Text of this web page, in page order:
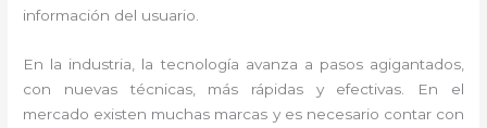
información del usuario.
En la industria, la tecnología avanza a pasos agigantados,
con nuevas técnicas, más rápidas y efectivas . En el
mercado existen muchas marcas y es necesario contar con